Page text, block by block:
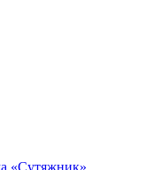
«Сутяжник»